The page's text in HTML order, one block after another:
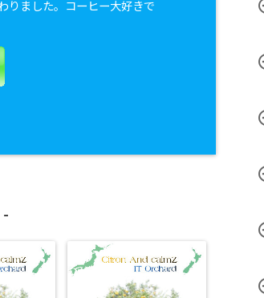
りました。コーヒー大好きで